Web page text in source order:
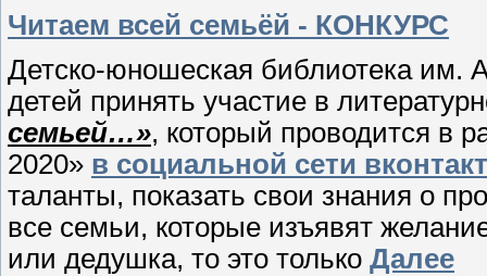
Читаем всей семьёй - КОНКУРС
Детско-юношеская библиотека им.
детей принять участие в
семьей…», который проводится в
2020» в социальной сети
таланты, показать свои знания о
все семьи, которые изъявят
или дедушка, то это только Далее